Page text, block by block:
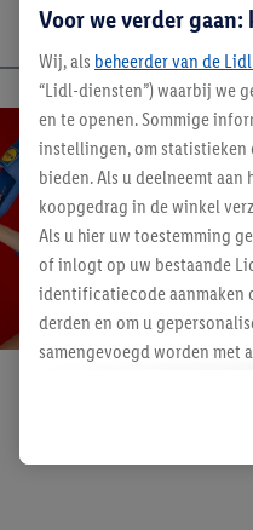
Voor we verder
Wij, als beheerder van de
“Lidl-diensten”) waarbij we
en te openen. Sommige
instellingen, om statistieken
bieden. Als u deelneemt
koopgedrag in de winkel
Als u hier uw toestemming
of inlogt op uw bestaande
identificatiecode aanmaken
derden en om u
samengevoegd worden met
Als u hiermee akkoord
u interesse hebt getoond
niet te kopen), ook op